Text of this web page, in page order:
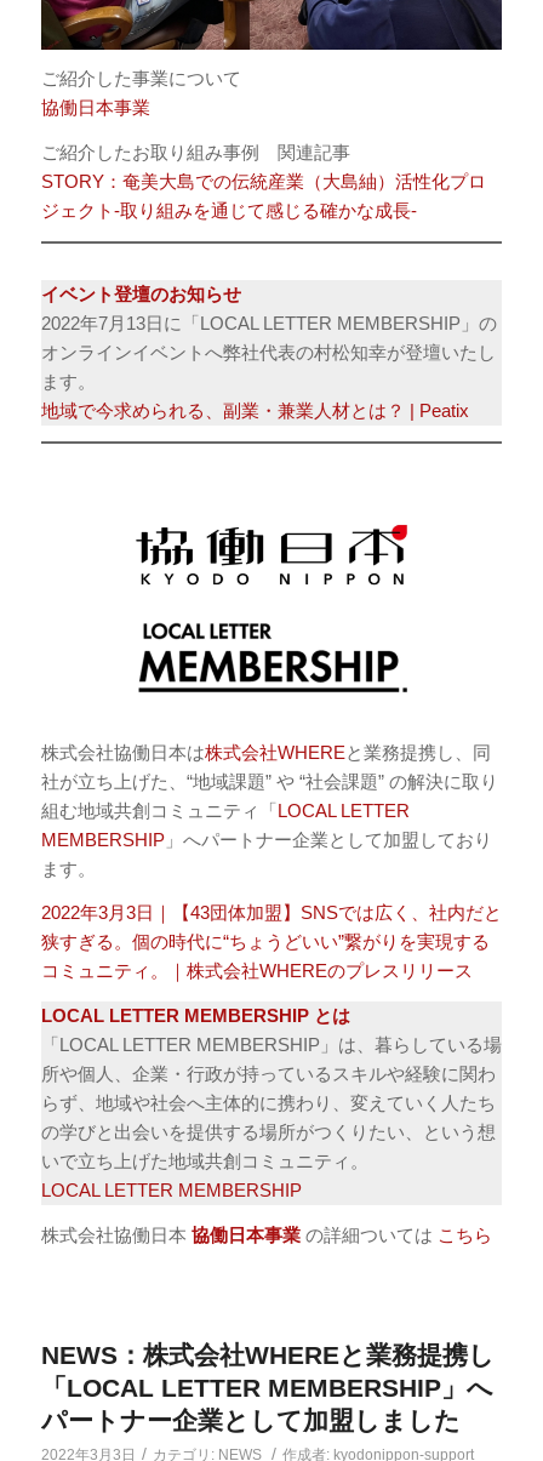
ご紹介した事業について
協働日本事業
ご紹介したお取り組み事例 関連記事
STORY：奄美大島での伝統産業（大島紬）活性化プロ
ジェクト-取り組みを通じて感じる確かな成長-
イベント登壇のお知らせ
2022年7月13日に「LOCAL LETTER MEMBERSHIP」の
オンラインイベントへ弊社代表の村松知幸が登壇いたし
ます。
地域で今求められる、副業・兼業人材とは？ | Peatix
株式会社協働日本は株式会社WHEREと業務提携し、同
社が立ち上げた、“地域課題” や “社会課題” の解決に取り
組む地域共創コミュニティ「LOCAL LETTER
MEMBERSHIP」へパートナー企業として加盟しており
ます。
2022年3月3日｜【43団体加盟】SNSでは広く、社内だと
狭すぎる。個の時代に“ちょうどいい”繋がりを実現する
コミュニティ。｜株式会社WHEREのプレスリリース
LOCAL LETTER MEMBERSHIP とは
「LOCAL LETTER MEMBERSHIP」は、暮らしている場
所や個人、企業・行政が持っているスキルや経験に関わ
らず、地域や社会へ主体的に携わり、変えていく人たち
の学びと出会いを提供する場所がつくりたい、という想
いで立ち上げた地域共創コミュニティ。
LOCAL LETTER MEMBERSHIP
株式会社協働日本 協働日本事業の詳細ついては こちら
NEWS：株式会社WHEREと業務提携し
「LOCAL LETTER MEMBERSHIP」へ
パートナー企業として加盟しました
2022年3月3日 / カテゴリ: NEWS / 作成者: kyodonippon-support